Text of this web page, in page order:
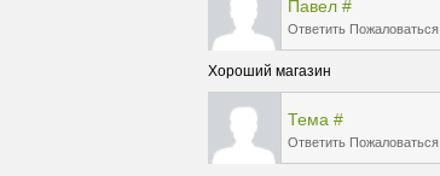
Павел #
Ответить Пожаловаться
Хороший магазин
Тема #
Ответить Пожаловаться